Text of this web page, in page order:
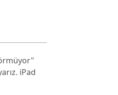
iPad